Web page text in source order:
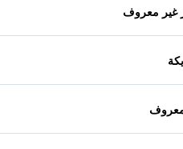
معروف